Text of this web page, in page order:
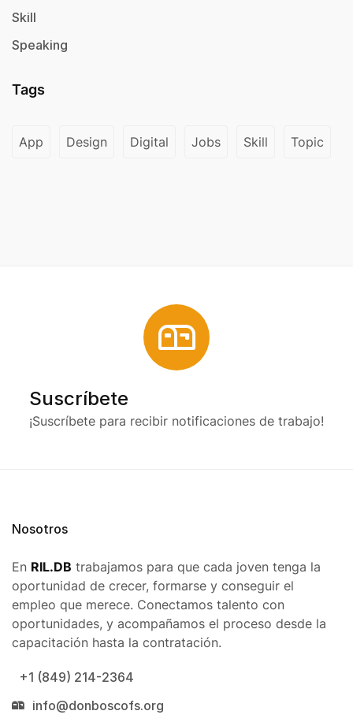
Skill
Speaking
Tags
App Design Digital Jobs Skill Topic
Suscríbete
¡Suscríbete para recibir notificaciones de trabajo!
Nosotros
En RIL.DB trabajamos para que cada joven tenga la
oportunidad de crecer, formarse y conseguir el
empleo que merece. Conectamos talento con
oportunidades, y acompañamos el proceso desde la
capacitación hasta la contratación.
+1 (849) 214-2364
info@donboscofs.org